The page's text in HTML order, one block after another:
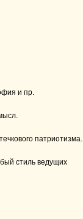
и пр.
патриотизма.
стиль ведущих